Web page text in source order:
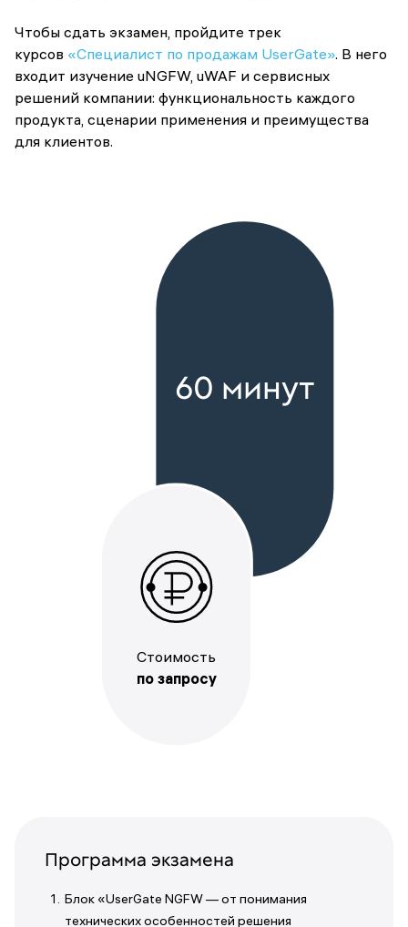
Чтобы сдать экзамен, пройдите трек
курсов «Специалист по продажам UserGate». В него
входит изучение uNGFW, uWAF и сервисных
решений компании: функциональность каждого
продукта, сценарии применения и преимущества
для клиентов.
Стоимость
по запросу
60 минут
Программа экзамена
Блок «UserGate NGFW — от понимания
технических особенностей решения